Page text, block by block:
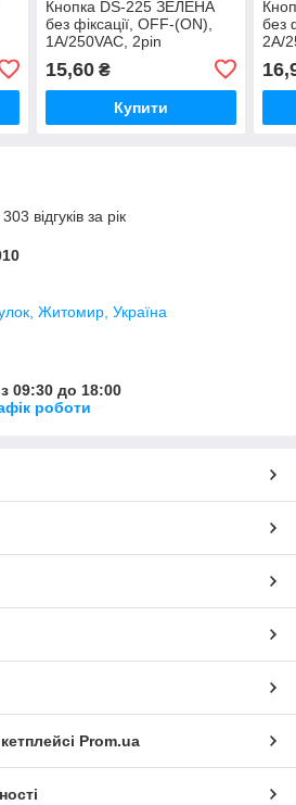
Кнопка DS-225 ЗЕЛЕНА
без фіксації, OFF-(ON),
1A/250VAC, 2pin
15,60₴
Купити
без
2A/
відгуків за рік
Житомир, Україна
09:30 до 18:00
роботи
Prom.ua